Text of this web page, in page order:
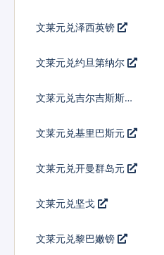
文莱元兑泽西英镑
文莱元兑约旦第纳尔
文莱元兑吉尔吉斯斯坦
文莱元兑基里巴斯元
文莱元兑开曼群岛元
文莱元兑坚戈
文莱元兑黎巴嫩镑